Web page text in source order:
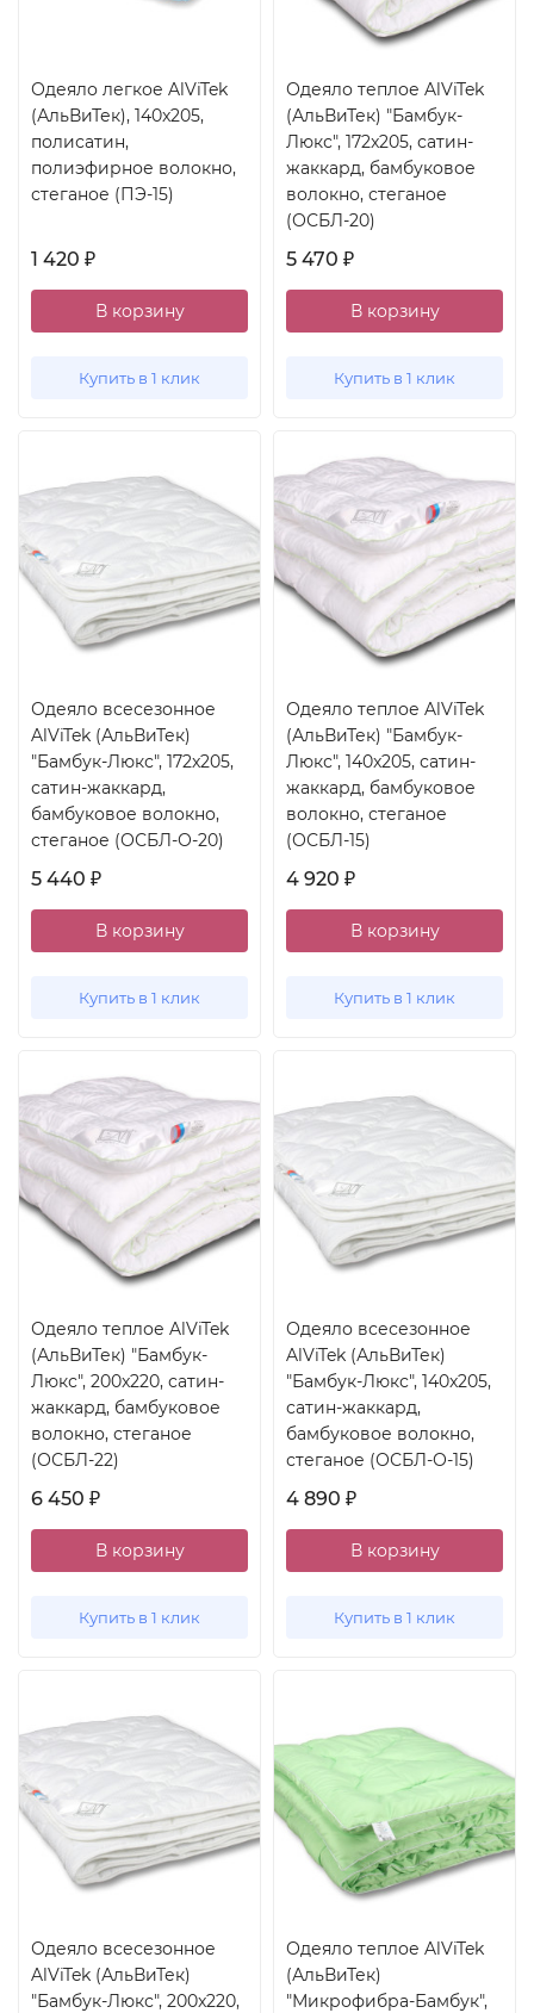
Одеяло легкое AlViTek
(АльВиТек), 140x205,
полисатин,
полиэфирное волокно,
стеганое (ПЭ-15)
1 420 ₽
В корзину
Купить в 1 клик
Одеяло теплое AlViTek
(АльВиТек) "Бамбук-
Люкс", 172x205, сатин-
жаккард, бамбуковое
волокно, стеганое
(ОСБЛ-20)
5 470 ₽
В корзину
Купить в 1 клик
Одеяло всесезонное
AlViTek (АльВиТек)
"Бамбук-Люкс", 172x205,
сатин-жаккард,
бамбуковое волокно,
стеганое (ОСБЛ-О-20)
5 440 ₽
В корзину
Купить в 1 клик
Одеяло теплое AlViTek
(АльВиТек) "Бамбук-
Люкс", 140x205, сатин-
жаккард, бамбуковое
волокно, стеганое
(ОСБЛ-15)
4 920 ₽
В корзину
Купить в 1 клик
Одеяло теплое AlViTek
(АльВиТек) "Бамбук-
Люкс", 200x220, сатин-
жаккард, бамбуковое
волокно, стеганое
(ОСБЛ-22)
6 450 ₽
В корзину
Купить в 1 клик
Одеяло всесезонное
AlViTek (АльВиТек)
"Бамбук-Люкс", 140x205,
сатин-жаккард,
бамбуковое волокно,
стеганое (ОСБЛ-О-15)
4 890 ₽
В корзину
Купить в 1 клик
Одеяло всесезонное
AlViTek (АльВиТек)
"Бамбук-Люкс", 200x220,
Одеяло теплое AlViTek
(АльВиТек)
"Микрофибра-Бамбук",